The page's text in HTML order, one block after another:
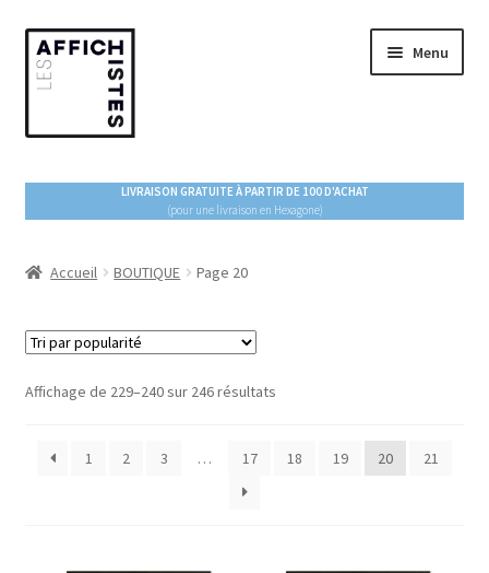
Aller
la
Aller
au
contenu
Menu
BOUTIQUE
Ouvrir
ESPACE PRO
À PROPOS
BLOG !
LIVRAISON GRATUITE À PARTIR DE 100 D'ACHAT
(pour une livraison en Hexagone)
Accueil BOUTIQUE Page 20
Affichage de 229–240 sur 246 résultatsTrié
1
2 3 … 17 18 19 20 21